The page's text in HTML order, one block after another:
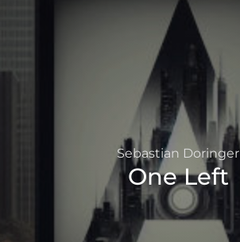
Sebastian Doringer
One Left